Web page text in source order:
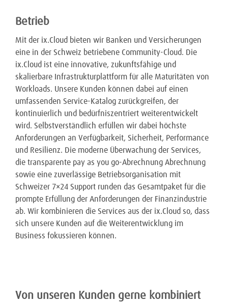
Betrieb
Mit der ix.Cloud bieten wir Banken und Versicherungen
eine in der Schweiz betriebene Community-Cloud. Die
ix.Cloud ist eine innovative, zukunftsfähige und
skalierbare Infrastrukturplattform für alle Maturitäten von
Workloads. Unsere Kunden können dabei auf einen
umfassenden Service-Katalog zurückgreifen, der
kontinuierlich und bedürfniszentriert weiterentwickelt
wird. Selbstverständlich erfüllen wir dabei höchste
Anforderungen an Verfügbarkeit, Sicherheit, Performance
und Resilienz. Die moderne Überwachung der Services,
die transparente pay as you go-Abrechnung Abrechnung
sowie eine zuverlässige Betriebsorganisation mit
Schweizer 7×24 Support runden das Gesamtpaket für die
prompte Erfüllung der Anforderungen der Finanzindustrie
ab. Wir kombinieren die Services aus der ix.Cloud so, dass
sich unsere Kunden auf die Weiterentwicklung im
Business fokussieren können.
Von unseren Kunden gerne kombiniert